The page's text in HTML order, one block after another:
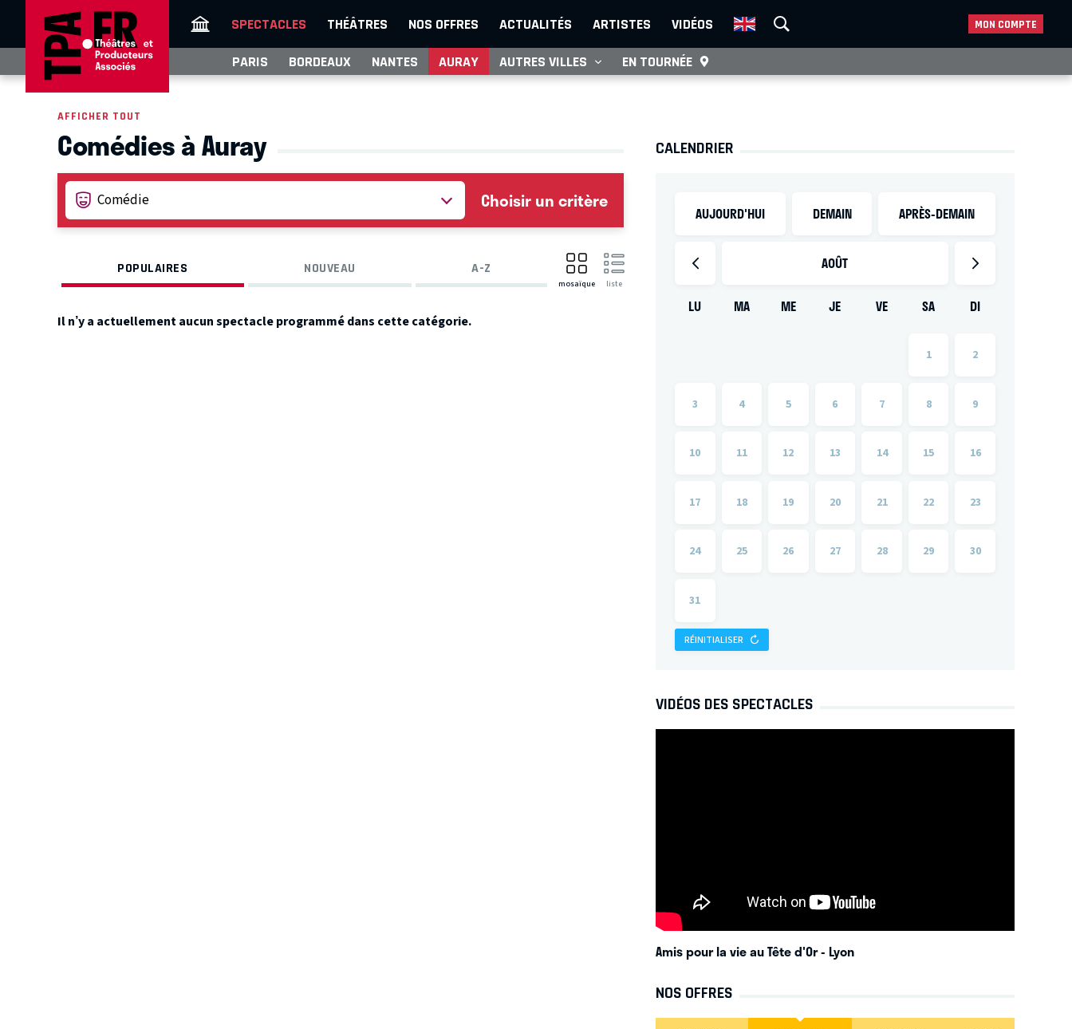
SPECTACLES THÉÂTRES NOS OFFRES ACTUALITÉS ARTISTES VIDÉOS MON COMPTE
PARIS BORDEAUX NANTES AURAY AUTRES VILLES EN TOURNÉE
AFFICHER TOUT
Comédies à Auray
Choisir un critère
POPULAIRES NOUVEAU A-Z
mosaïque liste
Il n’y a actuellement aucun spectacle programmé dans cette catégorie.
CALENDRIER
AUJOURD'HUI DEMAIN APRÈS-DEMAIN
AOÛT
LU MA ME JE VE SA DI
1 2
3 4 5 6 7 8 9
10 11 12 13 14 15 16
17 18 19 20 21 22 23
24 25 26 27 28 29 30
31
RÉINITIALISER
VIDÉOS DES SPECTACLES
Amis pour la vie au Tête d'Or- Lyon
NOS OFFRES